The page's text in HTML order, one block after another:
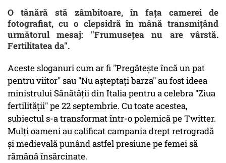
O tânără stă zâmbitoare, în fața camerei de
fotografiat, cu o clepsidră în mână transmițând
următorul mesaj: "Frumusețea nu are vârstă.
Fertilitatea da".
Aceste sloganuri cum ar fi "Pregătește încă un pat
pentru viitor" sau "Nu așteptați barza" au fost ideea
ministrului Sănătății din Italia pentru a celebra "Ziua
fertilității" pe 22 septembrie. Cu toate acestea,
subiectul s-a transformat într-o polemică pe Twitter.
Mulți oameni au calificat campania drept retrogradă
și medievală punând astfel presiune pe femei să
rămână însărcinate.